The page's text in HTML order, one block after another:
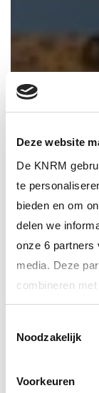
Deze website
De KNRM
te
bieden en om
delen we
onze 6 partners
media. Deze
combineren
verstrekt of die
Via het
Noodzakelijk
Voorkeuren